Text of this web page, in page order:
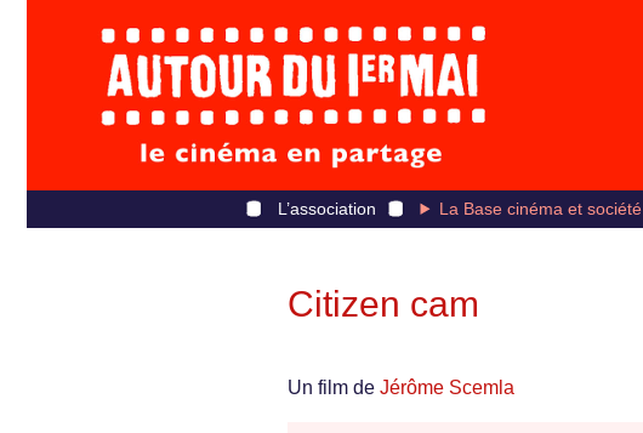
L’association La Base cinéma et société
Citizen cam
Un film de Jérôme Scemla